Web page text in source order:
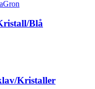
Blå
Kristaller